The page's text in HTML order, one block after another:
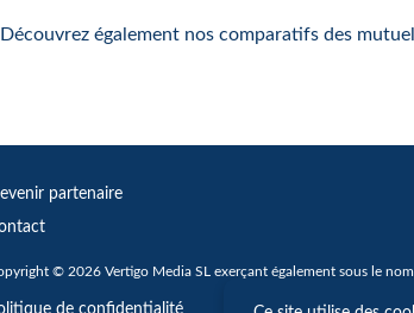
Découvrez également nos comparatifs des
partenaire
© 2026 Vertigo Media SL exerçant également sous le
de confidentialité |